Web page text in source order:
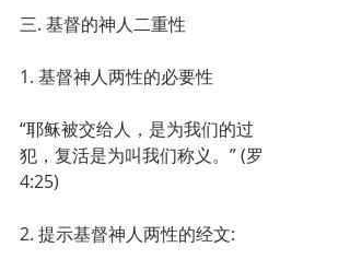
三. 基督的神人二重性
1. 基督神人两性的必要性
“耶稣被交给人，是为我们的过
犯，复活是为叫我们称义。” (罗
4:25)
2. 提示基督神人两性的经文: